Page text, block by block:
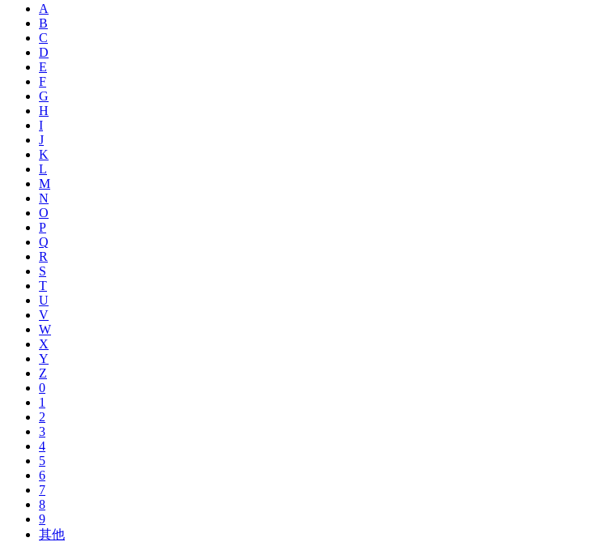
A
B
C
D
E
F
G
H
I
J
K
L
M
N
O
P
Q
R
S
T
U
V
W
X
Y
Z
0
1
2
3
4
5
6
7
8
9
其他